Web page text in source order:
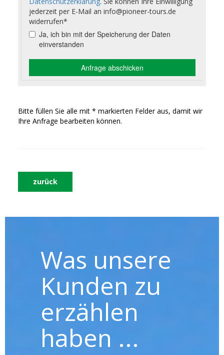
Bitte füllen Sie alle mit * markierten Felder aus, damit wir
Ihre Anfrage bearbeiten können.
zurück
Was unsere
Kunden zu
erzählen
haben ...